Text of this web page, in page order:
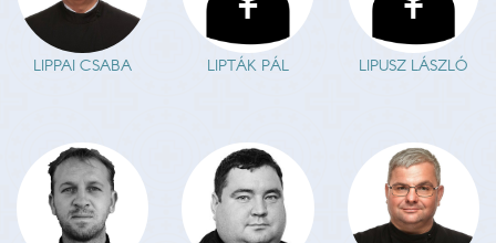
LIPPAI CSABA LIPTÁK PÁL LIPUSZ LÁSZLÓ